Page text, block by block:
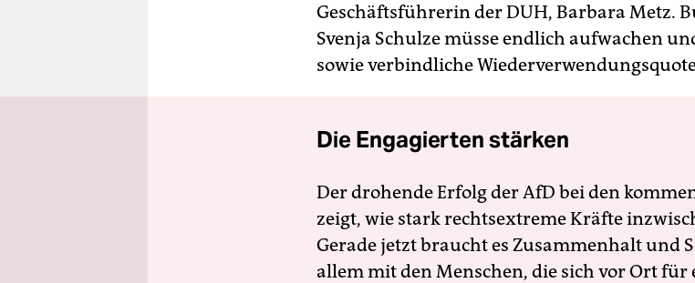
Geschäftsführerin der DUH, Barbara Metz.
Svenja Schulze müsse endlich aufwachen
sowie verbindliche
Die Engagierten stärken
Der drohende Erfolg der AfD bei den
zeigt, wie stark rechtsextreme Kräfte
Gerade jetzt braucht es Zusammenhalt und
allem mit den Menschen, die sich vor Ort für